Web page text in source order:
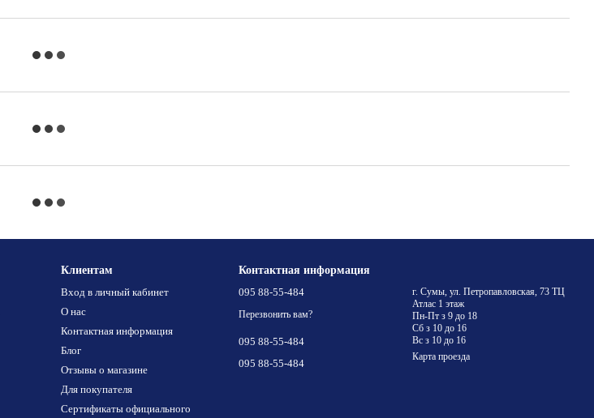
Клиентам
Вход в личный кабинет
О нас
Контактная информация
Блог
Отзывы о магазине
Для покупателя
Сертификаты официального
Контактная информация
095 88-55-484
Перезвонить вам?
095 88-55-484
095 88-55-484
г. Сумы, ул. Петропавловская, 73 ТЦ
Атлас 1 этаж
Пн-Пт з 9 до 18
Сб з 10 до 16
Вс з 10 до 16
Карта проезда